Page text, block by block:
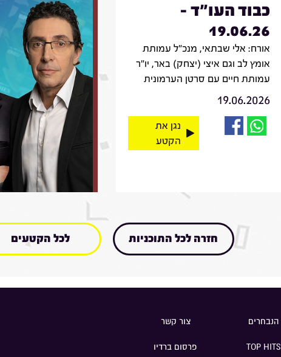
כבוד העו"ד -
19.06.26
אורח: אלי שבתאי, מנכ"ל עמותת
אומץ לב וגם איצי (יצחק) באר, יו"ר
עמותת חיים עם סרטן הערמונית
19.06.2026
נגן את
הקטע
חזרה לכל התוכניות לכל הקטעים
הנבחרים
TOP HITS
צור קשר
פרסום ברדיו